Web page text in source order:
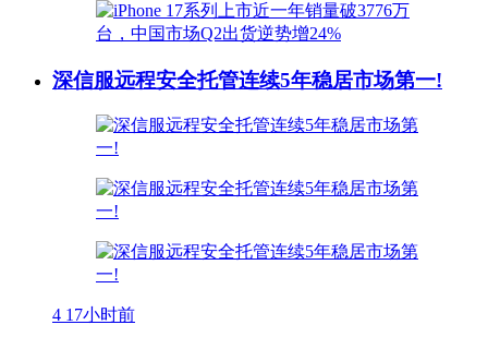
深信服远程安全托管连续5年稳居市场第一!
4 17小时前